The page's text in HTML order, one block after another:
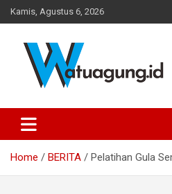
Skip
to
Kamis, Agustus 6, 2026
Watuagung.ID
Banyumas, Jawa Tengah
Home BERITA Pelatihan Gula